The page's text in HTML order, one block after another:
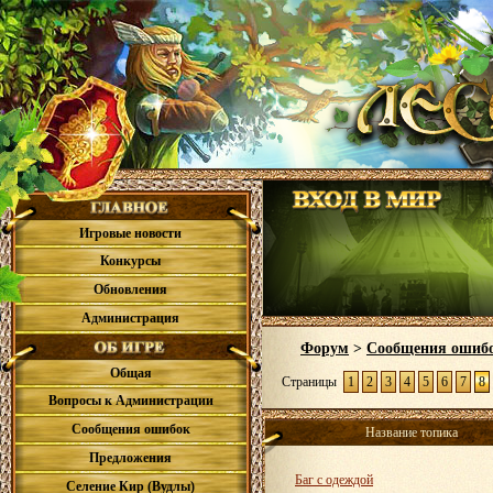
Игровые новости
Конкурсы
Обновления
Администрация
Общая
Вопросы к Администрации
Сообщения ошибок
Предложения
Селение Кир (Вудлы)
Форум > Сообщения
Страницы 1 2 3 4 5 6 7 8
Название топика
Баг с одеждой